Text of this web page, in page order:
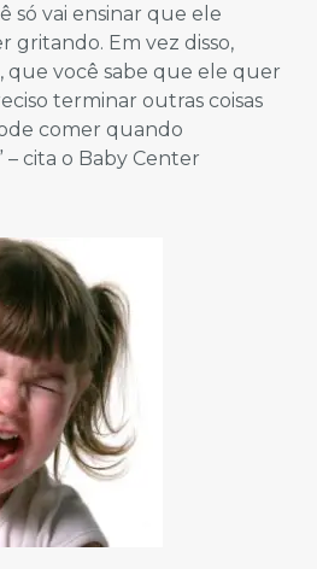
só vai ensinar que ele
gritando. Em vez disso,
que você sabe que ele quer
terminar outras coisas
comer quando
– cita o Baby Center